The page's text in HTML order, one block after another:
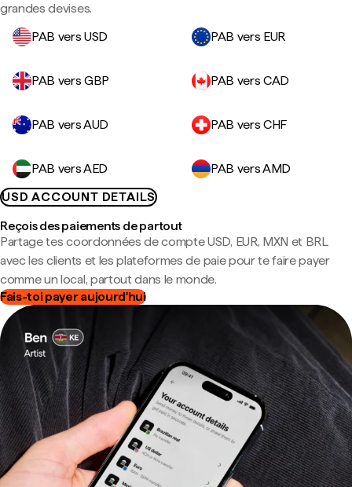
grandes devises.
PAB vers USD
PAB vers EUR
PAB vers GBP PAB vers CAD
PAB vers AUD PAB vers CHF
PAB vers AED
PAB vers AMD
USD ACCOUNT DETAILS
Reçois des paiements de partout
Partage tes coordonnées de compte USD, EUR, MXN et BRL
avec les clients et les plateformes de paie pour te faire payer
comme un local, partout dans le monde.
Fais-toi payer aujourd'hui